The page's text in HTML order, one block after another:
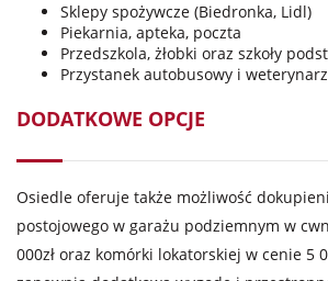
Sklepy spożywcze (Biedronka, Lidl)
Piekarnia, apteka, poczta
Przedszkola, żłobki oraz szkoły
Przystanek autobusowy i weterynarz
DODATKOWE OPCJE
Osiedle oferuje także możliwość
postojowego w garażu podziemnym w
000zł oraz komórki lokatorskiej w cenie 5